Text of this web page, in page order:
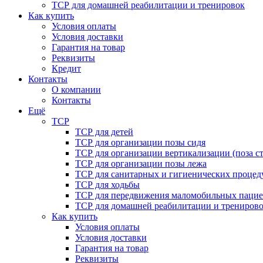
ТСР для домашней реабилитации и тренировок
Как купить
Условия оплаты
Условия доставки
Гарантия на товар
Реквизиты
Кредит
Контакты
О компании
Контакты
Ещё
ТСР
ТСР для детей
ТСР для организации позы сидя
ТСР для организации вертикализации (поза
ТСР для организации позы лежа
ТСР для санитарных и гигиенических
ТСР для ходьбы
ТСР для передвижения маломобильных
ТСР для домашней реабилитации и
Как купить
Условия оплаты
Условия доставки
Гарантия на товар
Реквизиты